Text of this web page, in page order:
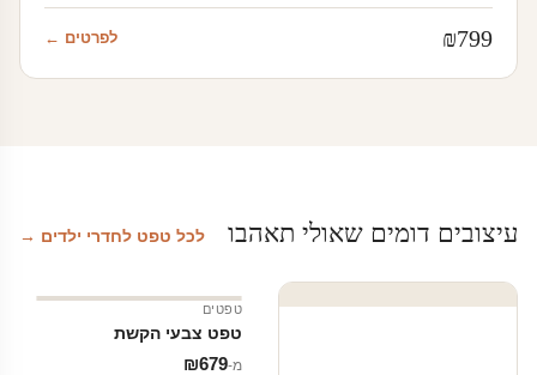
₪799 לפרטים ←
עיצובים דומים שאולי תאהבו לכל טפט לחדרי ילדים →
טפטים
טפט צבעי הקשת
מ‑ ₪679